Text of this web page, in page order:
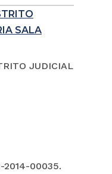
SALA
JUDICIAL
2014-00035.